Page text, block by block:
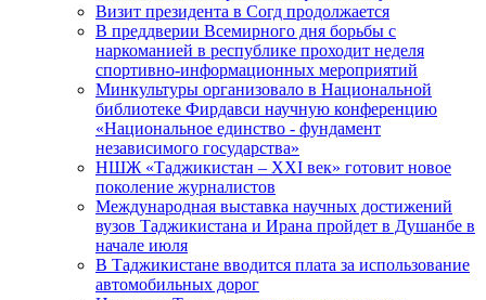
Визит президента в Согд продолжается
В преддверии Всемирного дня борьбы с
наркоманией в республике проходит неделя
спортивно-информационных мероприятий
Минкультуры организовало в Национальной
библиотеке Фирдавси научную конференцию
«Национальное единство - фундамент
независимого государства»
НШЖ «Таджикистан – XXI век» готовит новое
поколение журналистов
Международная выставка научных достижений
вузов Таджикистана и Ирана пройдет в Душанбе в
начале июля
В Таджикистане вводится плата за использование
автомобильных дорог